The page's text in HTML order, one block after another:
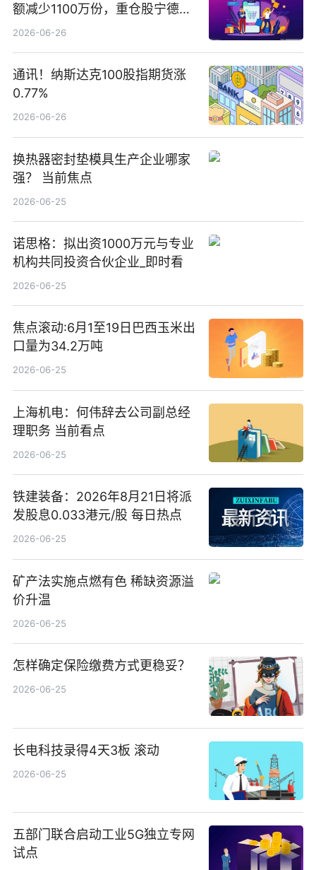
额减少1100万份，重仓股宁德时
代、中际旭创、新易盛
2026-06-26
通讯！纳斯达克100股指期货涨
0.77%
2026-06-26
换热器密封垫模具生产企业哪家
强？ 当前焦点
2026-06-25
诺思格：拟出资1000万元与专业
机构共同投资合伙企业_即时看
2026-06-25
焦点滚动:6月1至19日巴西玉米出
口量为34.2万吨
2026-06-25
上海机电：何伟辞去公司副总经
理职务 当前看点
2026-06-25
铁建装备：2026年8月21日将派
发股息0.033港元/股 每日热点
2026-06-25
矿产法实施点燃有色 稀缺资源溢
价升温
2026-06-25
怎样确定保险缴费方式更稳妥？
2026-06-25
长电科技录得4天3板 滚动
2026-06-25
五部门联合启动工业5G独立专网
试点